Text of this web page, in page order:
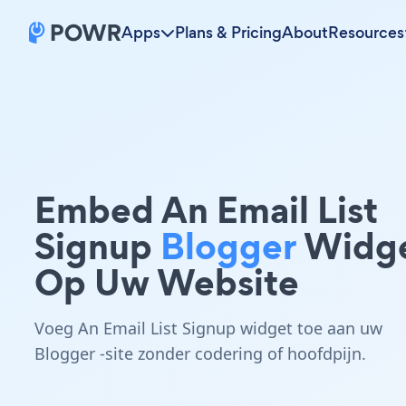
Apps Plans & PricingAboutResources
Embed An Email List
Signup Blogger
Op Uw Website
Voeg An Email List Signup widget toe aan uw
Blogger -site zonder codering of hoofdpijn.